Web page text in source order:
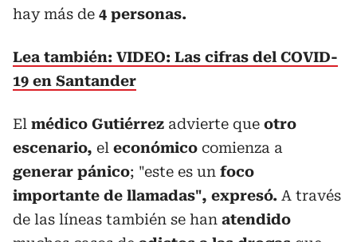
hay más de 4 personas.
Lea también: VIDEO: Las cifras del COVID-
19 en Santander
El médico Gutiérrez advierte que otro
escenario, el económico comienza a
generar pánico; "este es un foco
importante de llamadas", expresó. A través
de las líneas también se han atendido